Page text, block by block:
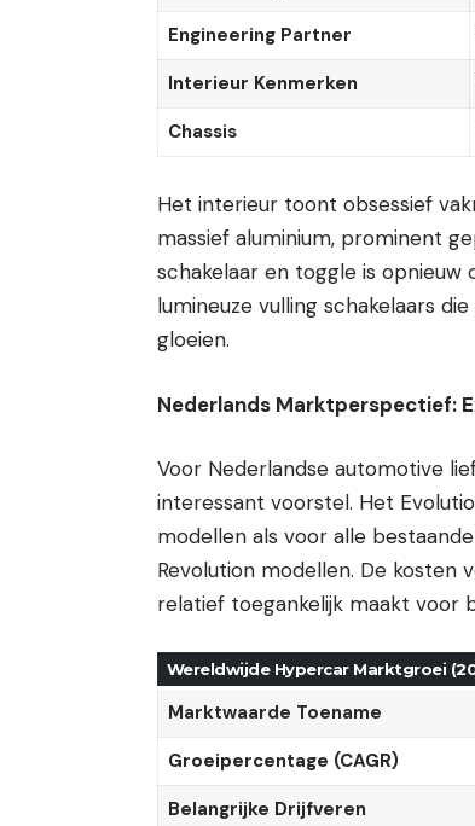
Engineering Partner
Interieur Kenmerken
Chassis
Het interieur toont obsessief
massief aluminium, prominent
schakelaar en toggle is
lumineuze vulling schakelaars
gloeien.
Nederlands Marktperspectief:
Voor Nederlandse automotive
interessant voorstel. Het
modellen als voor alle
Revolution modellen. De
relatief toegankelijk maakt voor
Wereldwijde Hypercar Marktgroei
Marktwaarde Toename
Groeipercentage (CAGR)
Belangrijke Drijfveren